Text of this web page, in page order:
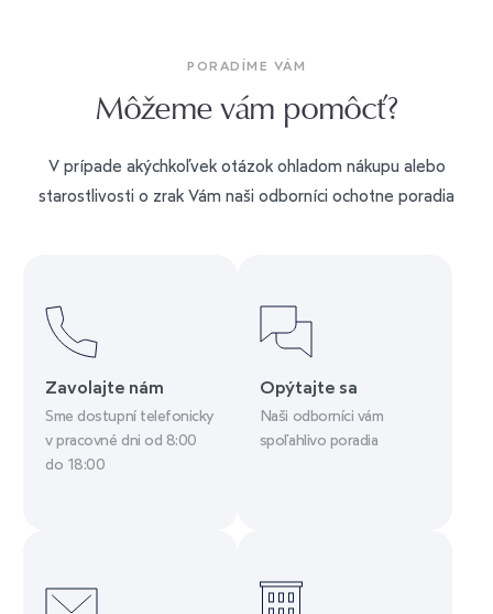
PORADÍME VÁM
Môžeme vám pomôcť?
V prípade akýchkoľvek otázok ohladom nákupu alebo
starostlivosti o zrak Vám naši odborníci ochotne poradia
Zavolajte nám
Sme dostupní telefonicky
v pracovné dni od 8:00
do 18:00
Opýtajte sa
Naši odborníci vám
spoľahlivo poradia